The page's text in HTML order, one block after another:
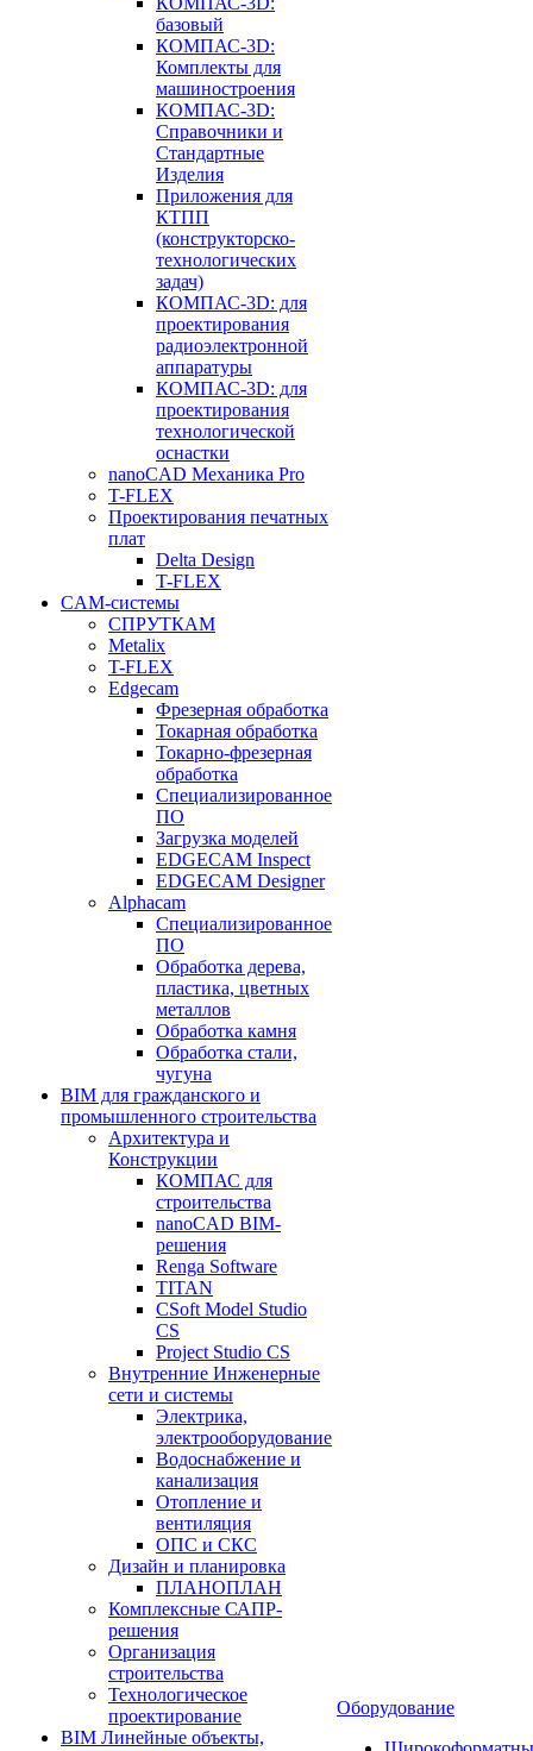
базовый
КОМПАС-3D:
Комплекты для
машиностроения
КОМПАС-3D:
Справочники и
Стандартные
Изделия
Приложения для
КТПП
(конструкторско-
технологических
задач)
КОМПАС-3D: для
проектирования
радиоэлектронной
аппаратуры
КОМПАС-3D: для
проектирования
технологической
оснастки
nanoCAD Механика Pro
T-FLEX
Проектирования печатных
плат
Delta Design
T-FLEX
CAM-системы
СПРУТКAM
Metalix
T-FLEX
Edgecam
Фрезерная обработка
Токарная обработка
Токарно-фрезерная
обработка
Специализированное
ПО
Загрузка моделей
EDGECAM Inspect
EDGECAM Designer
Alphacam
Специализированное
ПО
Обработка дерева,
пластика, цветных
металлов
Обработка камня
Обработка стали,
чугуна
BIM для гражданского и
промышленного строительства
Архитектура и
Конструкции
КОМПАС для
строительства
nanoCAD BIM-
решения
Renga Software
TITAN
CSoft Model Studio
CS
Project Studio CS
Внутренние Инженерные
сети и системы
Электрика,
электрооборудование
Водоснабжение и
канализация
Отопление и
вентиляция
ОПС и СКС
Дизайн и планировка
ПЛАНОПЛАН
Комплексные САПР-
решения
Организация
строительства
Технологическое
проектирование
BIM Линейные объекты,
Оборудование